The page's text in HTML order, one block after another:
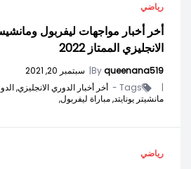
رياضي
أخر أخبار مواجهات ليفربول
الانجليزي الممتاز 2022
Byqueenana519
| سبتمبر 20, 2021
|
Tags - أخر أخبار الدوري الانجليزي,
مانشيتر يونايتد,مباراة ليفربول,
رياضي